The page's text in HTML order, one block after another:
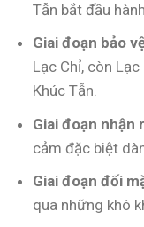
Tẫn bắt đầu
Giai đoạn bảo
Lạc Chỉ, còn
Khúc Tẫn.
Giai đoạn nhận
cảm đặc biệt
Giai đoạn đối
qua những khó